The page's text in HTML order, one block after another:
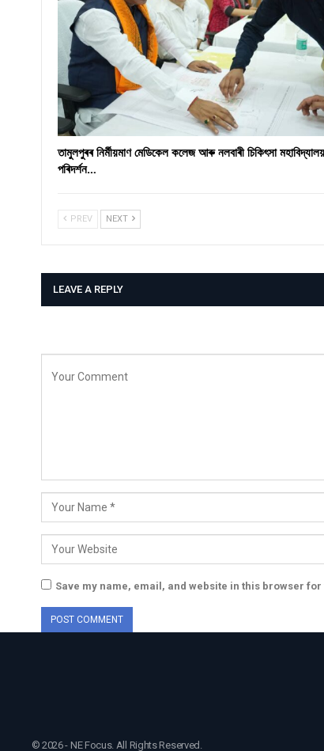
তামুলপুৰৰ নিৰ্মীয়মাণ মেডিকেল কলেজ আৰু নলবাৰী চিকিৎসা মহাবিদ্যালয়
পৰিদৰ্শন…
PREV NEXT
LEAVE A REPLY
Save my name, email, and website in this browser
© 2026 - NE Focus. All Rights Reserved.